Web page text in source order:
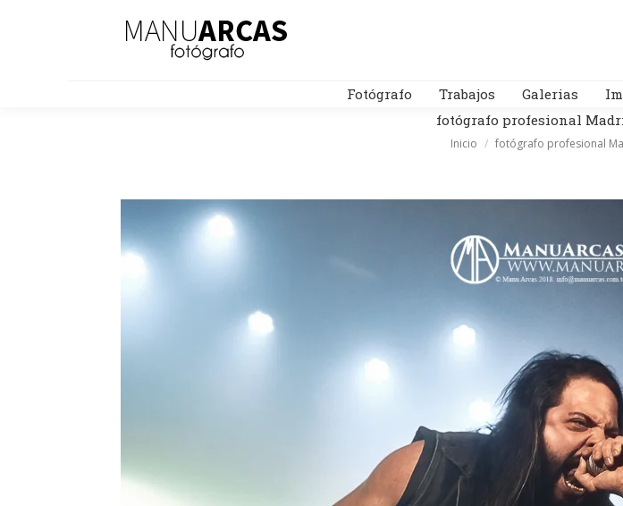
Fotógrafo Trabajos Galerias
fotógrafo profesional
Estás aquí:
Inicio fotógrafo profesional